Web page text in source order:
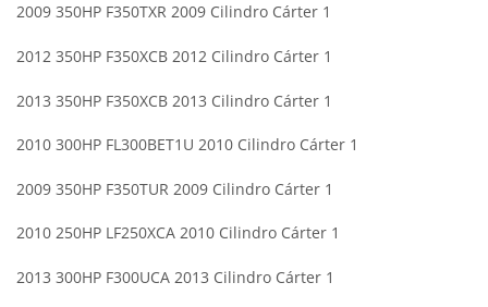
2009 350HP F350TXR 2009 Cilindro Cárter 1
2012 350HP F350XCB 2012 Cilindro Cárter 1
2013 350HP F350XCB 2013 Cilindro Cárter 1
2010 300HP FL300BET1U 2010 Cilindro Cárter 1
2009 350HP F350TUR 2009 Cilindro Cárter 1
2010 250HP LF250XCA 2010 Cilindro Cárter 1
2013 300HP F300UCA 2013 Cilindro Cárter 1